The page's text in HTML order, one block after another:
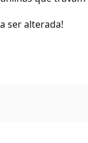
ser alterada!